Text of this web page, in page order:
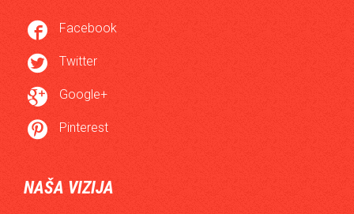
 Facebook
 Twitter
 Google+
 Pinterest
NAŠA VIZIJA